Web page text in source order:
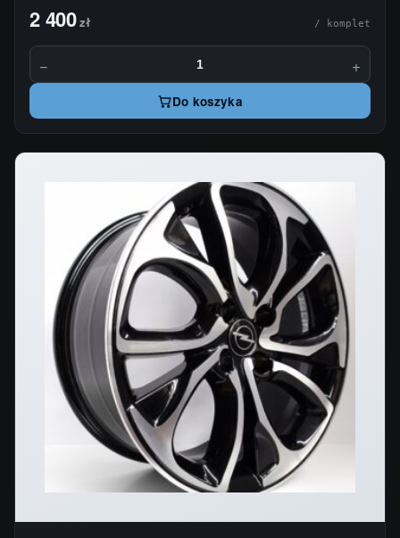
2 400zł / komplet
− +
Do koszyka